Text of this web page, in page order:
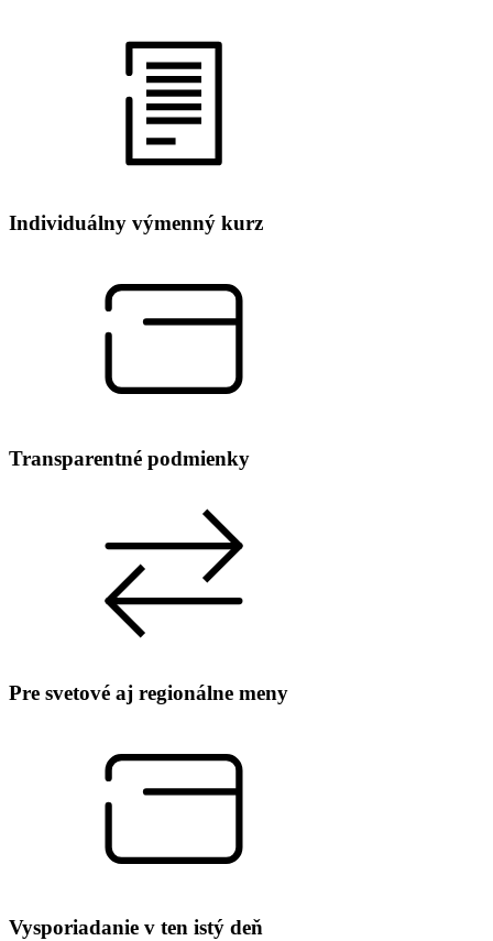
Individuálny výmenný kurz
Transparentné podmienky
Pre svetové aj regionálne meny
Vysporiadanie v ten istý deň